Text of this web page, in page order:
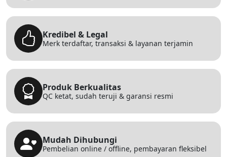
Kredibel & Legal
Merk terdaftar, transaksi & layanan terjamin
Produk Berkualitas
QC ketat, sudah teruji & garansi resmi
Mudah Dihubungi
Pembelian online / offline, pembayaran fleksibel